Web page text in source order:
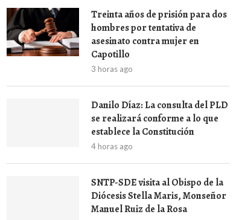
Treinta años de prisión para dos
hombres por tentativa de
asesinato contra mujer en
Capotillo
3 horas ago
Danilo Díaz: La consulta del PLD
se realizará conforme a lo que
establece la Constitución
4 horas ago
SNTP-SDE visita al Obispo de la
Diócesis Stella Maris, Monseñor
Manuel Ruiz de la Rosa